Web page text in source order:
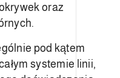
oraz
pod kątem
systemie linii,